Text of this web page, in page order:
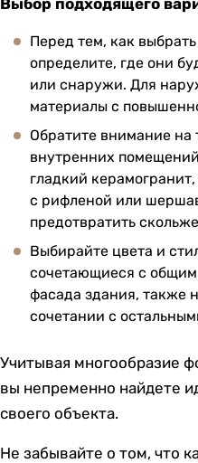
Перед тем, как
определите, где они
или снаружи. Для
материалы с
Обратите внимание на
внутренних
гладкий
с рифленой или
предотвратить
Выбирайте цвета и
сочетающиеся с
фасада здания, также
сочетании с
Учитывая многообразие
вы непременно найдете
своего объекта.
Не забывайте о том, что